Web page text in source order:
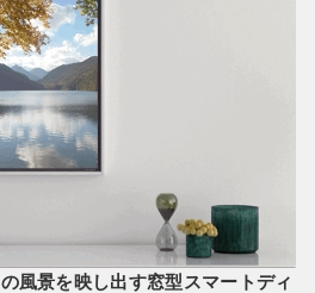
風景を映し出す窓型スマートディ